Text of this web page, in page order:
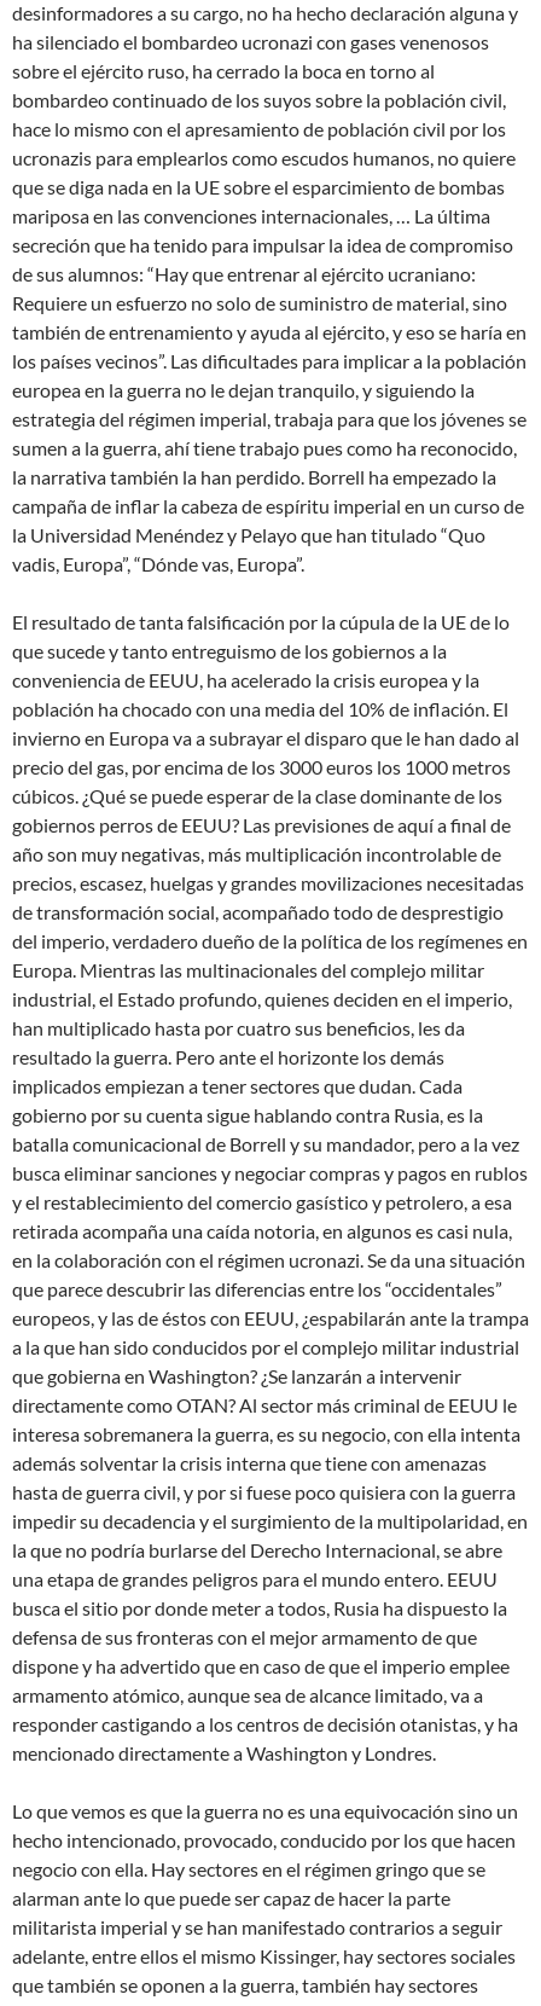
desinformadores a su cargo, no ha hecho declaración alguna y
ha silenciado el bombardeo ucronazi con gases venenosos
sobre el ejército ruso, ha cerrado la boca en torno al
bombardeo continuado de los suyos sobre la población civil,
hace lo mismo con el apresamiento de población civil por los
ucronazis para emplearlos como escudos humanos, no quiere
que se diga nada en la UE sobre el esparcimiento de bombas
mariposa en las convenciones internacionales, … La última
secreción que ha tenido para impulsar la idea de compromiso
de sus alumnos: “Hay que entrenar al ejército ucraniano:
Requiere un esfuerzo no solo de suministro de material, sino
también de entrenamiento y ayuda al ejército, y eso se haría en
los países vecinos”. Las dificultades para implicar a la población
europea en la guerra no le dejan tranquilo, y siguiendo la
estrategia del régimen imperial, trabaja para que los jóvenes se
sumen a la guerra, ahí tiene trabajo pues como ha reconocido,
la narrativa también la han perdido. Borrell ha empezado la
campaña de inflar la cabeza de espíritu imperial en un curso de
la Universidad Menéndez y Pelayo que han titulado “Quo
vadis, Europa”, “Dónde vas, Europa”.
El resultado de tanta falsificación por la cúpula de la UE de lo
que sucede y tanto entreguismo de los gobiernos a la
conveniencia de EEUU, ha acelerado la crisis europea y la
población ha chocado con una media del 10% de inflación. El
invierno en Europa va a subrayar el disparo que le han dado al
precio del gas, por encima de los 3000 euros los 1000 metros
cúbicos. ¿Qué se puede esperar de la clase dominante de los
gobiernos perros de EEUU? Las previsiones de aquí a final de
año son muy negativas, más multiplicación incontrolable de
precios, escasez, huelgas y grandes movilizaciones necesitadas
de transformación social, acompañado todo de desprestigio
del imperio, verdadero dueño de la política de los regímenes en
Europa. Mientras las multinacionales del complejo militar
industrial, el Estado profundo, quienes deciden en el imperio,
han multiplicado hasta por cuatro sus beneficios, les da
resultado la guerra. Pero ante el horizonte los demás
implicados empiezan a tener sectores que dudan. Cada
gobierno por su cuenta sigue hablando contra Rusia, es la
batalla comunicacional de Borrell y su mandador, pero a la vez
busca eliminar sanciones y negociar compras y pagos en rublos
y el restablecimiento del comercio gasístico y petrolero, a esa
retirada acompaña una caída notoria, en algunos es casi nula,
en la colaboración con el régimen ucronazi. Se da una situación
que parece descubrir las diferencias entre los “occidentales”
europeos, y las de éstos con EEUU, ¿espabilarán ante la trampa
a la que han sido conducidos por el complejo militar industrial
que gobierna en Washington? ¿Se lanzarán a intervenir
directamente como OTAN? Al sector más criminal de EEUU le
interesa sobremanera la guerra, es su negocio, con ella intenta
además solventar la crisis interna que tiene con amenazas
hasta de guerra civil, y por si fuese poco quisiera con la guerra
impedir su decadencia y el surgimiento de la multipolaridad, en
la que no podría burlarse del Derecho Internacional, se abre
una etapa de grandes peligros para el mundo entero. EEUU
busca el sitio por donde meter a todos, Rusia ha dispuesto la
defensa de sus fronteras con el mejor armamento de que
dispone y ha advertido que en caso de que el imperio emplee
armamento atómico, aunque sea de alcance limitado, va a
responder castigando a los centros de decisión otanistas, y ha
mencionado directamente a Washington y Londres.
Lo que vemos es que la guerra no es una equivocación sino un
hecho intencionado, provocado, conducido por los que hacen
negocio con ella. Hay sectores en el régimen gringo que se
alarman ante lo que puede ser capaz de hacer la parte
militarista imperial y se han manifestado contrarios a seguir
adelante, entre ellos el mismo Kissinger, hay sectores sociales
que también se oponen a la guerra, también hay sectores